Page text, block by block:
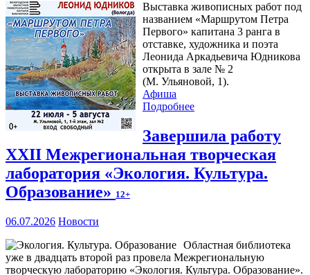
Выставка живописных работ под
названием «Маршрутом Петра
Первого» капитана 3 ранга в
отставке, художника и поэта
Леонида Аркадьевича Юдникова
открыта в зале № 2
(М. Ульяновой, 1).
Афиша
Подробнее
Завершила работу
XXII Межрегиональная творческая
лаборатория «Экология. Культура.
Образование» 12+
06.07.2026 Новости
Областная библиотека
уже в двадцать второй раз провела Межрегиональную
творческую лабораторию «Экология. Культура. Образование».